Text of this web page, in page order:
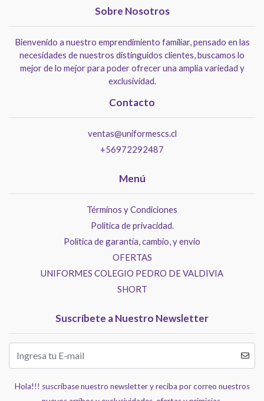
Sobre Nosotros
Bienvenido a nuestro emprendimiento familiar, pensado en las
necesidades de nuestros distinguidos clientes, buscamos lo
mejor de lo mejor para poder ofrecer una amplia variedad y
exclusividad.
Contacto
ventas@uniformescs.cl
+56972292487
Menú
Términos y Condiciones
Politica de privacidad.
Política de garantía, cambio, y envío
OFERTAS
UNIFORMES COLEGIO PEDRO DE VALDIVIA
SHORT
Suscríbete a Nuestro Newsletter
Hola!!! suscríbase nuestro newsletter y reciba por correo nuestros